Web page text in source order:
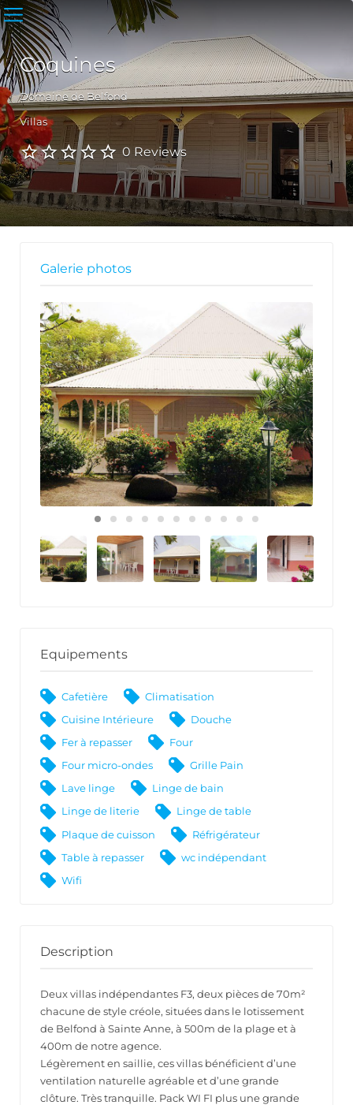
Coquines
Domaine de Belfond
Villas
0 Reviews
Galerie photos
Equipements
Cafetière
Climatisation
Cuisine Intérieure
Douche
Fer à repasser
Four
Four micro-ondes
Grille Pain
Lave linge
Linge de bain
Linge de literie
Linge de table
Plaque de cuisson
Réfrigérateur
Table à repasser
wc indépendant
Wifi
Description
Deux villas indépendantes F3, deux pièces de 70m²
chacune de style créole, situées dans le lotissement
de Belfond à Sainte Anne, à 500m de la plage et à
400m de notre agence.
Légèrement en saillie, ces villas bénéficient d’une
ventilation naturelle agréable et d’une grande
clôture. Très tranquille. Pack WI FI plus une grande